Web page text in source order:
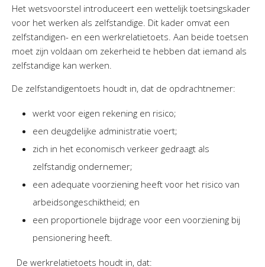
Het wetsvoorstel introduceert een wettelijk toetsingskader
voor het werken als zelfstandige. Dit kader omvat een
zelfstandigen- en een werkrelatietoets. Aan beide toetsen
moet zijn voldaan om zekerheid te hebben dat iemand als
zelfstandige kan werken.
De zelfstandigentoets houdt in, dat de opdrachtnemer:
werkt voor eigen rekening en risico;
een deugdelijke administratie voert;
zich in het economisch verkeer gedraagt als
zelfstandig ondernemer;
een adequate voorziening heeft voor het risico van
arbeidsongeschiktheid; en
een proportionele bijdrage voor een voorziening bij
pensionering heeft.
De werkrelatietoets houdt in, dat: